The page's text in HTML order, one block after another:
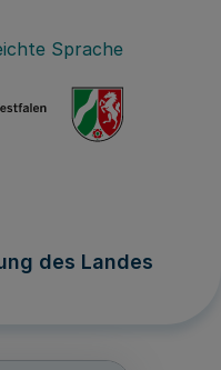
Sprache
des Landes